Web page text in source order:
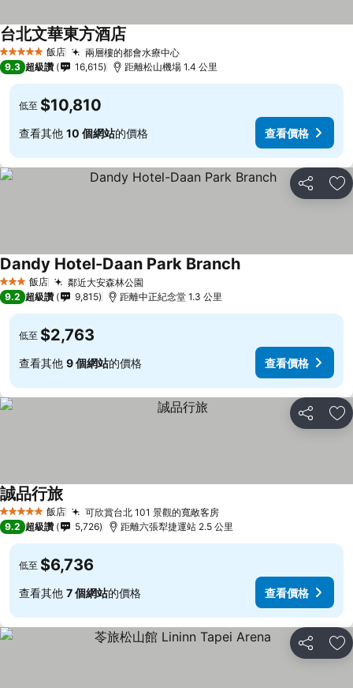
5 星級 飯店 兩層樓的都會水療中心查看價格
台北文華東方酒店
9.3 超級讚 16,615 距離松山機場 1.4 公里
低至 $10,810
查看其他 10 個網站的價格 查看價格
分享 加
3 星級 飯店 鄰近大安森林公園
Dandy Hotel-Daan Park Branch查看價格
9.2 超級讚 9,815 距離中正紀念堂 1.3 公里
低至 $2,763
查看其他 9 個網站的價格 查看價格
分享 加
5 星級 飯店 可欣賞台北 101 景觀的寬敞客房查看價格
誠品行旅查看價格
9.2 超級讚 5,726 距離六張犁捷運站 2.5 公里
低至 $6,736
查看其他 7 個網站的價格 查看價格
分享 加